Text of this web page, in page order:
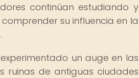
continúan estudiando y
su influencia en la
un auge en las
ruinas de antiguas ciudades